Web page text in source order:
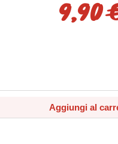
9,90
Aggiungi al